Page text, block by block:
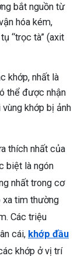
bắt nguồn từ
hóa kém,
“trọc tà” (axit
khớp, nhất là
thể được nhận
khớp bị ảnh
thích nhất của
biệt là ngón
nhất trong cơ
xa tim thường
Các triệu
cái, khớp đầu
khớp ở vị trí